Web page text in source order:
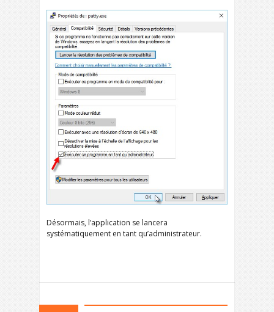
Désormais, l’application se lancera
systématiquement en tant qu’administrateur.